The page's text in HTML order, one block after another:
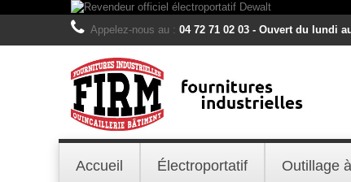
Appelez-nous au : 04 72 71 02 03 - Ouvert du lundi
Accueil Électroportatif Outillage